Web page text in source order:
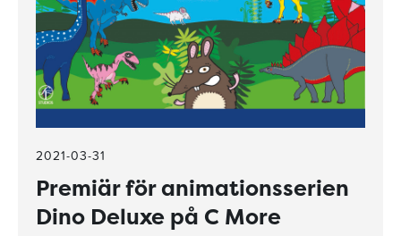
2021-03-31
Premiär för animationsserien
Dino Deluxe på C More